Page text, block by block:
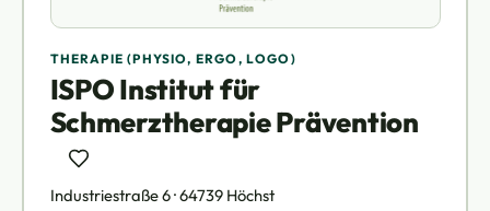
THERAPIE (PHYSIO, ERGO, LOGO)
ISPO Institut für
Schmerztherapie Prävention
Industriestraße 6 · 64739 Höchst